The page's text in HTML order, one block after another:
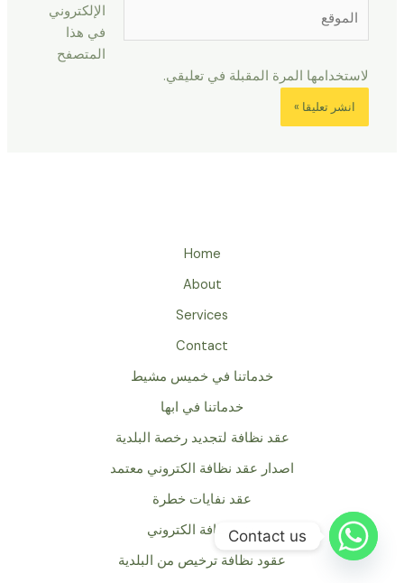
الإلكتروني
في هذا
المتصفح
لاستخدامها المرة المقبلة في تعليقي.
Home
About
Services
Contact
خدماتنا في خميس مشيط
خدماتنا في ابها
عقد نظافة لتجديد رخصة البلدية
اصدار عقد نظافة الكتروني معتمد
عقد نفايات خطرة
عقد نظافة الكتروني
عقود نظافة ترخيص من البلدية
Contact us